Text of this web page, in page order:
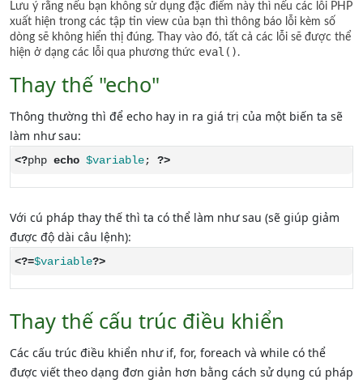
Lưu ý rằng nếu bạn không sử dụng đặc điểm này thì nếu các lỗi PHP
xuất hiện trong các tập tin view của bạn thì thông báo lỗi kèm số
dòng sẽ không hiển thị đúng. Thay vào đó, tất cả các lỗi sẽ được thể
hiện ở dạng các lỗi qua phương thức eval() .
Thay thế "echo"
Thông thường thì để echo hay in ra giá trị của một biến ta sẽ
làm như sau:
<?php echo $variable; ?>
Với cú pháp thay thế thì ta có thể làm như sau (sẽ giúp giảm
được độ dài câu lệnh):
<?=$variable?>
Thay thế cấu trúc điều khiển
Các cấu trúc điều khiển như if, for, foreach và while có thể
được viết theo dạng đơn giản hơn bằng cách sử dụng cú pháp